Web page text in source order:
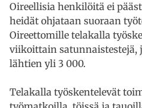
Oireellisia henkilöitä ei
heidät ohjataan suoraan
Oireettomille telakalla
viikoittain satunnaistestejä,
lähtien yli 3 000.
Telakalla työskentelevät